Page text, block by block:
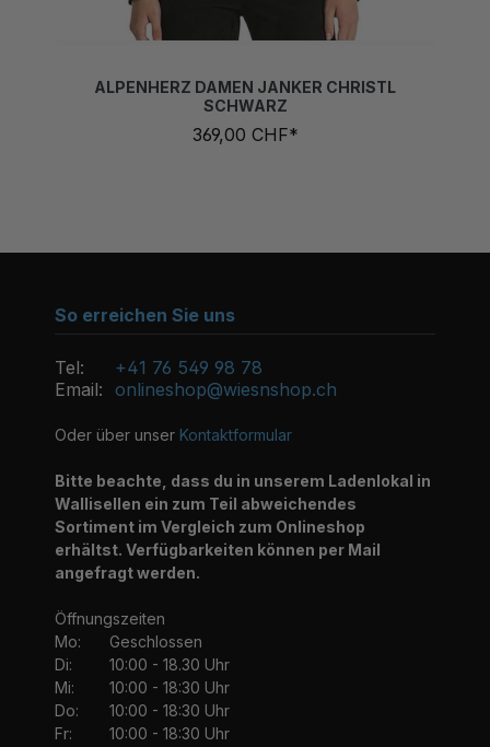
SCHWARZ
369,00 CHF*
So erreichen Sie uns
Tel:
+41 76 549 98 78
Email: onlineshop@wiesnshop.ch
Oder über unser Kontaktformular
Bitte beachte, dass du in unserem Ladenlokal in
Wallisellen ein zum Teil abweichendes
Sortiment im Vergleich zum Onlineshop
erhältst. Verfügbarkeiten können per Mail
angefragt werden.
Öffnungszeiten
Mo:
Geschlossen
Di:
10:00 - 18.30 Uhr
Mi:
10:00 - 18:30 Uhr
Do:
10:00 - 18:30 Uhr
Fr:
10:00 - 18:30 Uhr